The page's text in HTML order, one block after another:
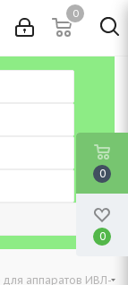
0
для аппаратов ИВЛ-
0
0